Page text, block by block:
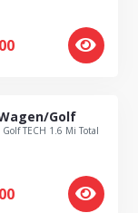
Golf
Golf TECH 1.6 Mi Total